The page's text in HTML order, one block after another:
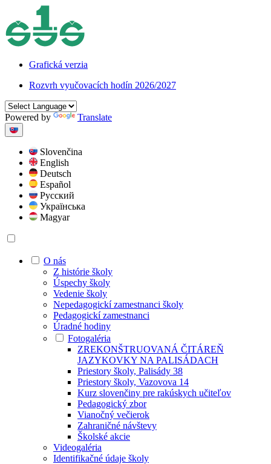
Grafická verzia
Rozvrh vyučovacích hodín 2026/2027
Powered by Translate
Slovenčina
English
Deutsch
Español
Русский
Українська
Magyar
O nás
Z histórie školy
Úspechy školy
Vedenie školy
Nepedagogickí zamestnanci školy
Pedagogickí zamestnanci
Úradné hodiny
Fotogaléria
ZREKONŠTRUOVANÁ ČITÁREŇ
JAZYKOVKY NA PALISÁDACH
Priestory školy, Palisády 38
Priestory školy, Vazovova 14
Kurz slovenčiny pre rakúskych učiteľov
Pedagogický zbor
Vianočný večierok
Zahraničné návštevy
Školské akcie
Videogaléria
Identifikačné údaje školy